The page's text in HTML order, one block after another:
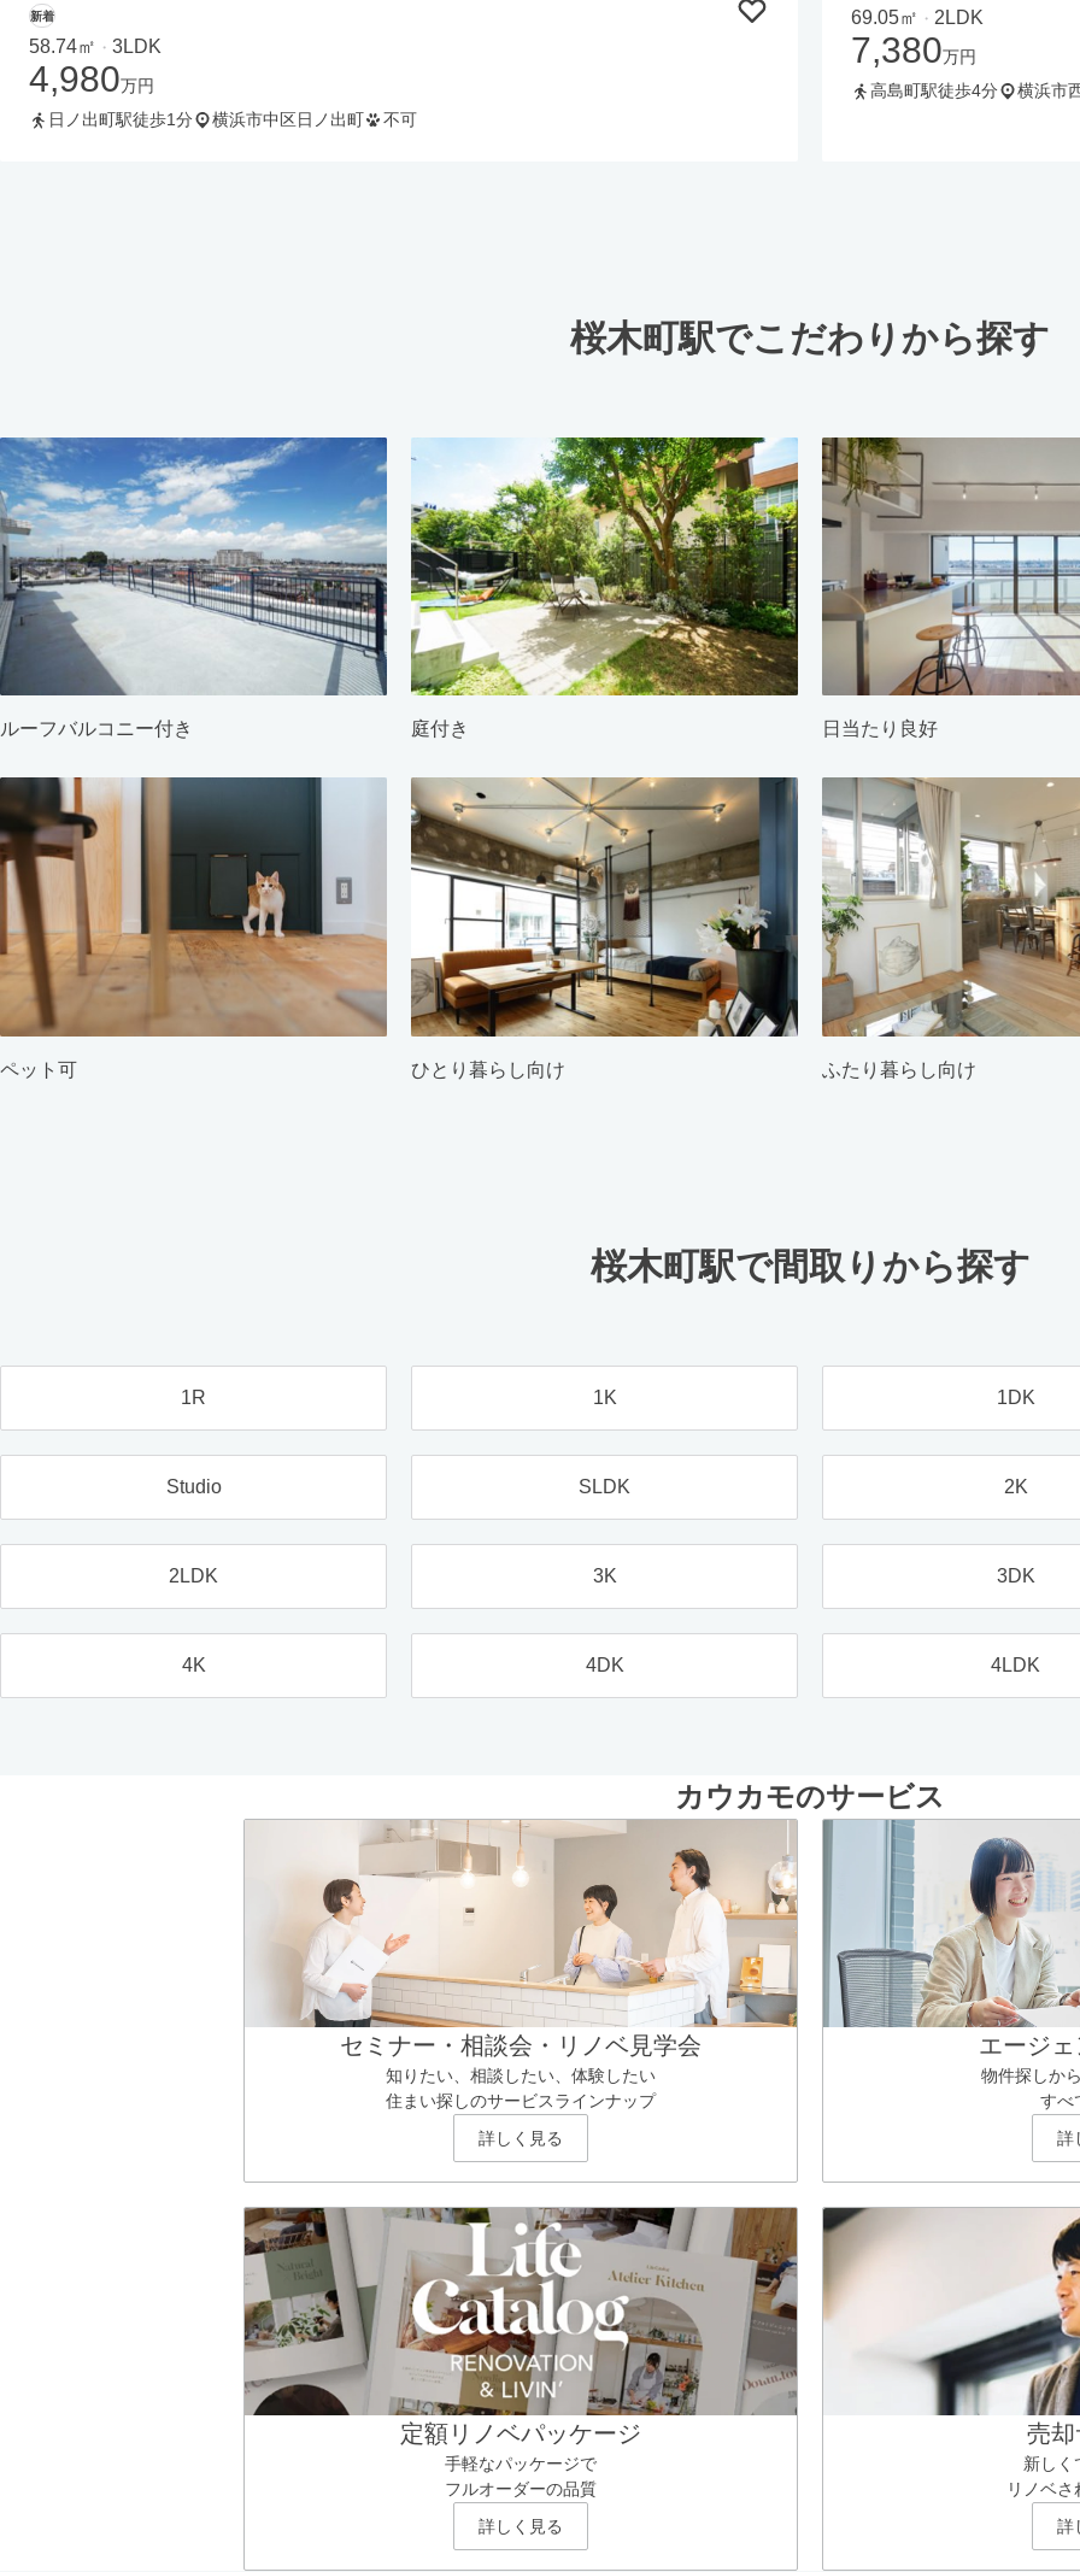
新着
58.74㎡ ・ 3LDK
4,980万円
日ノ出町駅徒歩1分
横浜市中区日ノ出町 不可
69.05㎡ ・ 2LDK
7,380万円
高島町駅徒歩4分
横浜市
桜木町駅でこだわりから探す
ルーフバルコニー付き 庭付き 日当たり良好
ペット可 ひとり暮らし向け ふたり暮らし向け
桜木町駅で間取りから探す
1R 1K 1DK
Studio SLDK 2K
2LDK 3K 3DK
4K 4DK 4LDK
カウカモのサービス
セミナー・相談会・リノベ見学会
知りたい、相談したい、体験したい
住まい探しのサービスラインナップ
詳しく見る
エージ
物件探しか
すべ
詳
定額リノベパッケージ
手軽なパッケージで
フルオーダーの品質
詳しく見る
売
新しく
リノベ
詳